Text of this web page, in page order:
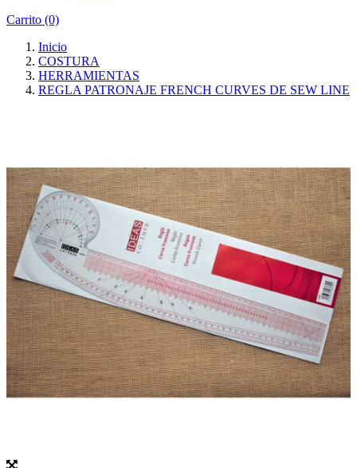
Carrito (0)
Inicio
COSTURA
HERRAMIENTAS
REGLA PATRONAJE FRENCH CURVES DE SEW LINE